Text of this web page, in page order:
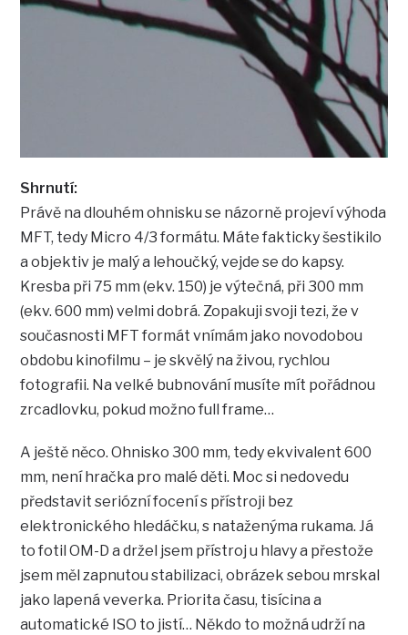
Shrnutí:
Právě na dlouhém ohnisku se názorně projeví výhoda
MFT, tedy Micro 4/3 formátu. Máte fakticky šestikilo
a objektiv je malý a lehoučký, vejde se do kapsy.
Kresba při 75 mm (ekv. 150) je výtečná, při 300 mm
(ekv. 600 mm) velmi dobrá. Zopakuji svoji tezi, že v
současnosti MFT formát vnímám jako novodobou
obdobu kinofilmu – je skvělý na živou, rychlou
fotografii. Na velké bubnování musíte mít pořádnou
zrcadlovku, pokud možno full frame…
A ještě něco. Ohnisko 300 mm, tedy ekvivalent 600
mm, není hračka pro malé děti. Moc si nedovedu
představit seriózní focení s přístroji bez
elektronického hledáčku, s nataženýma rukama. Já
to fotil OM-D a držel jsem přístroj u hlavy a přestože
jsem měl zapnutou stabilizaci, obrázek sebou mrskal
jako lapená veverka. Priorita času, tisícina a
automatické ISO to jistí… Někdo to možná udrží na